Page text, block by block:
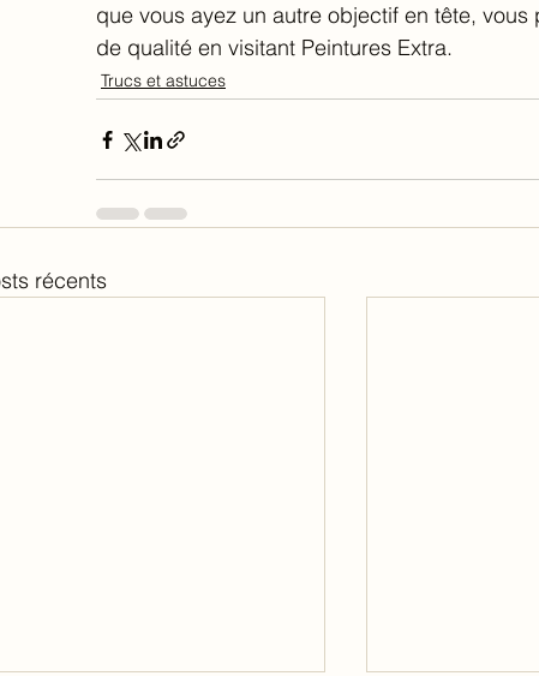
que vous ayez un autre objectif en tête,
de qualité en visitant Peintures Extra.
Trucs et astuces
récents